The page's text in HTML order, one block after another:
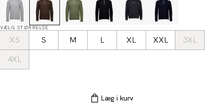
VÆLG STØRRELSE
XS S M L XL XXL
3XL
4XL
Læg i kurv